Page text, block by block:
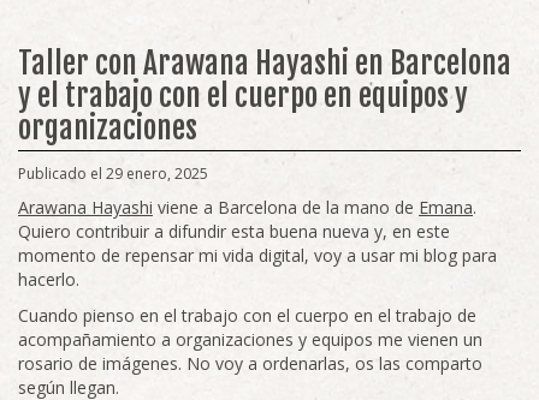
Taller con Arawana Hayashi en Barcelona
y el trabajo con el cuerpo en equipos y
organizaciones
Publicado el 29 enero, 2025
Arawana Hayashi viene a Barcelona de la mano de Emana.
Quiero contribuir a difundir esta buena nueva y, en este
momento de repensar mi vida digital, voy a usar mi blog para
hacerlo.
Cuando pienso en el trabajo con el cuerpo en el trabajo de
acompañamiento a organizaciones y equipos me vienen un
rosario de imágenes. No voy a ordenarlas, os las comparto
según llegan.